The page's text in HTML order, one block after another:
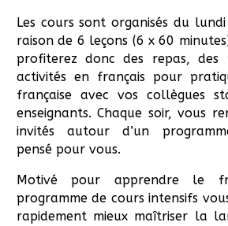
Les cours sont organisés du
raison de 6 leçons (6 x 60
profiterez donc des repas, des
activités en français pour
française avec vos collègues
enseignants. Chaque soir, vous
invités autour d’un
pensé pour vous.
Motivé pour apprendre le
programme de cours intensifs
rapidement mieux maîtriser la